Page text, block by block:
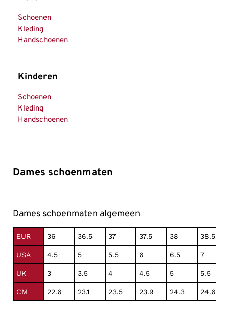
Schoenen
Kleding
Handschoenen
Kinderen
Schoenen
Kleding
Handschoenen
Dames schoenmaten
Dames schoenmaten algemeen
EUR 36 36.5 37 37.5 38 38.5
USA 4.5 5 5.5 6 6.5 7
UK 3 3.5 4 4.5 5 5.5
CM 22.6 23.1 23.5 23.9 24.3 24.6